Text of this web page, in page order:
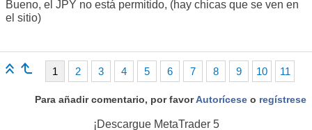
Bueno, el JPY no está permitido, (hay chicas que se ven en
el sitio)
1 2 3 4 5 6 7 8 9 10 11
Para añadir comentario, por favorAutorícese o regístrese
¡Descargue MetaTrader 5